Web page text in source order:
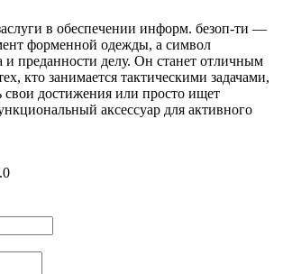
в обеспечении информ. безоп-ти —
форменной одежды, а символ
и преданности делу. Он станет отличным
кто занимается тактическими задачами,
свои достижения или просто ищет
аксессуар для активного